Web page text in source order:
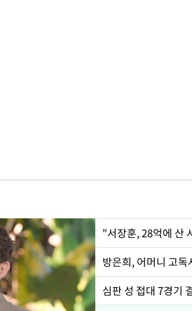
"서장훈, 28억에 산
방은희, 어머니 고
심판 성 접대 7경기